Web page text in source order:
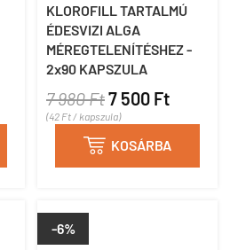
KLOROFILL TARTALMÚ
ÉDESVIZI ALGA
MÉREGTELENÍTÉSHEZ -
2x90 KAPSZULA
7 980 Ft7 500 Ft
(42 Ft / kapszula)
 KOSÁRBA
-6%